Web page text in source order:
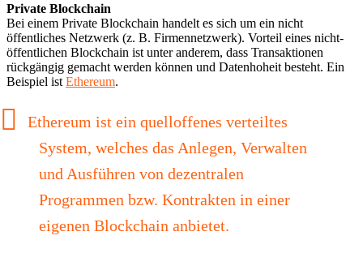
Private Blockchain
Bei einem Private Blockchain handelt es sich um ein nicht
öffentliches Netzwerk (z. B. Firmennetzwerk). Vorteil eines nicht-
öffentlichen Blockchain ist unter anderem, dass Transaktionen
rückgängig gemacht werden können und Datenhoheit besteht. Ein
Beispiel ist Ethereum.
Ethereum ist ein quelloffenes verteiltes
System, welches das Anlegen, Verwalten
und Ausführen von dezentralen
Programmen bzw. Kontrakten in einer
eigenen Blockchain anbietet.